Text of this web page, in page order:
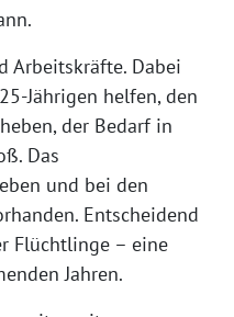
Arbeitskräfte. Dabei
Jährigen helfen, den
der Bedarf in
Das
und bei den
Entscheidend
Flüchtlinge – eine
Jahren.